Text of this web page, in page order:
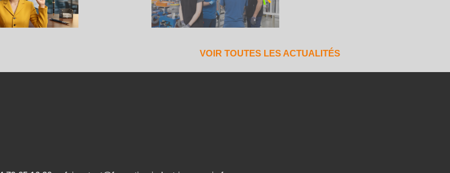
VOIR TOUTES LES ACTUALITÉS